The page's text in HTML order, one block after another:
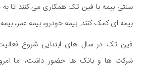
سنتی بیمه با فین تک همکاری می کنند تا به
بیمه ای کمک کنند. بیمه خودرو، بیمه عمر،
فین تک در سال های ابتدایی شروع
شرکت ها و بانک ها حضور داشت، اما